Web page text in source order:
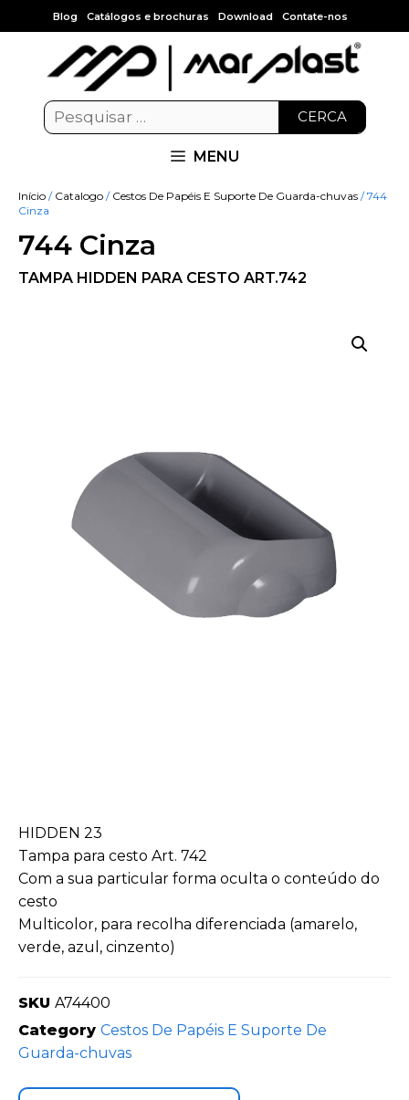
Blog Catálogos e brochuras Download Contate-nos
CERCA
MENU
Início / Catalogo / Cestos De Papéis E Suporte De Guarda-chuvas / 744
Cinza
744 Cinza
TAMPA HIDDEN PARA CESTO ART.742
HIDDEN 23
Tampa para cesto Art. 742
Com a sua particular forma oculta o conteúdo do
cesto
Multicolor, para recolha diferenciada (amarelo,
verde, azul, cinzento)
SKU A74400
Category Cestos De Papéis E Suporte De
Guarda-chuvas